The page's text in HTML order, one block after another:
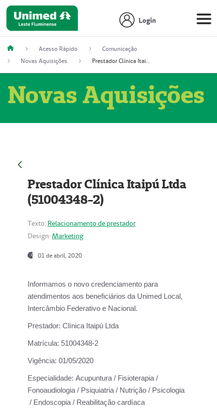
Login
Acesso Rápido
Comunicação
Novas Aquisições
Prestador Clínica Itaipú Ltda (51004348-2)
Novas Aquisições
Prestador Clínica Itaipú Ltda
(51004348-2)
Texto: Relacionamento de prestador
Design: Marketing
01 de abril, 2020
Informamos o novo credenciamento para
atendimentos aos beneficiários da Unimed Local,
Intercâmbio Federativo e Nacional.
Prestador: Clínica Itaipú Ltda
Matrícula: 51004348-2
Vigência: 01/05/2020
Especialidade: Acupuntura / Fisioterapia /
Fonoaudiologia / Psiquiatria / Nutrição / Psicologia
/ Endoscopia / Reabilitação cardíaca